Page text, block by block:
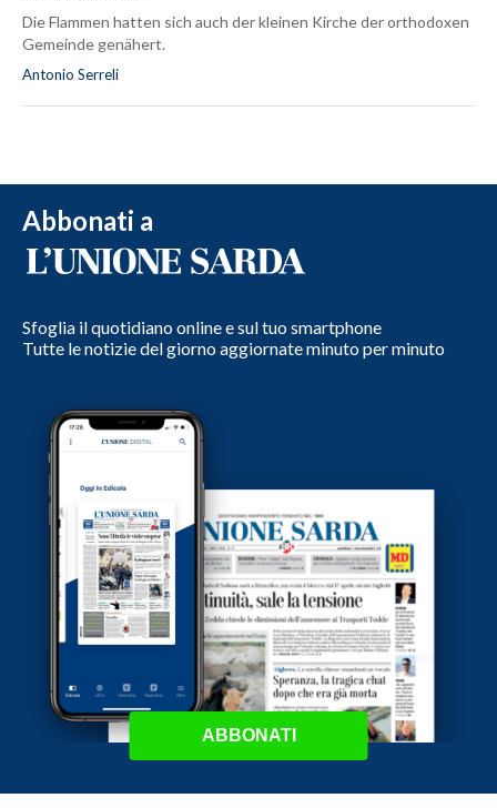
Die Flammen hatten sich auch der kleinen Kirche der orthodoxen
Gemeinde genähert.
Antonio Serreli
Abbonati a
Sfoglia il quotidiano online e sul tuo smartphone
Tutte le notizie del giorno aggiornate minuto per minuto
ABBONATI